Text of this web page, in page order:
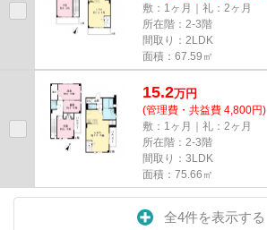
敷：1ヶ月｜礼：2ヶ月
所在階：2-3階
間取り：2LDK
面積：67.59㎡
15.2万円
(管理費・共益費 4,800円)
敷：1ヶ月｜礼：2ヶ月
所在階：2-3階
間取り：3LDK
面積：75.66㎡
全4件を表示する